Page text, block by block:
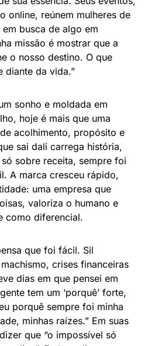
online, reúnem mulheres de
busca de algo em
missão é mostrar que a
o nosso destino. O que
diante da vida.”
sonho e moldada em
hoje é mais que uma
acolhimento, propósito e
sai dali carrega história,
sobre receita, sempre foi
A marca cresceu rápido,
uma empresa que
valoriza o humano e
como diferencial.
que foi fácil. Sil
crises financeiras
dias em que pensei em
tem um ‘porquê’ forte,
porquê sempre foi minha
minhas raízes.” Em suas
que “o impossível só